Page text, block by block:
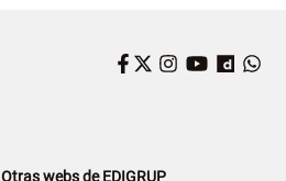
Facebook
Twitter
Instagram
YouTube
Otras webs de EDIGRUP